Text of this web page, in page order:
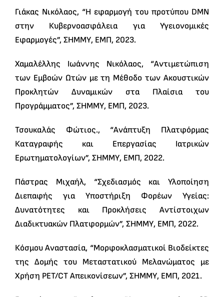
Γιάκας Νικόλαος, “Η εφαρμογή του προτύπου DMN
στην Κυβερνοασφάλεια για Υγειονομικές
Εφαρμογές”, ΣΗΜΜΥ, ΕΜΠ, 2023.
Χαμαλέλλης Ιωάννης Νικόλαος, “Αντιμετώπιση
των Εμβοών Ωτών με τη Μέθοδο των Ακουστικών
Προκλητών Δυναμικών στα Πλαίσια του
Προγράμματος”, ΣΗΜΜΥ, ΕΜΠ, 2023.
Τσουκαλάς Φώτιος., “Ανάπτυξη Πλατφόρμας
Καταγραφής και Επεργασίας Ιατρικών
Ερωτηματολογίων”, ΣΗΜΜΥ, ΕΜΠ, 2022.
Πάστρας Μιχαήλ, “Σχεδιασμός και Υλοποίηση
Διεπαφής για Υποστήριξη Φορέων Υγείας:
Δυνατότητες και Προκλήσεις Αντίστοιχων
Διαδικτυακών Πλατφορμών”, ΣΗΜΜΥ, ΕΜΠ, 2022.
Κόσμου Αναστασία, “Μορφοκλασματικοί Βιοδείκτες
της Δομής του Μεταστατικού Μελανώματος με
Χρήση PET/CT Απεικονίσεων”, ΣΗΜΜΥ, ΕΜΠ, 2021.